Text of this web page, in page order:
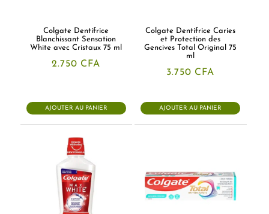
Colgate Dentifrice
Blanchissant Sensation
White avec Cristaux 75 ml
2.750 CFA
AJOUTER AU PANIER
Colgate Dentifrice Caries
et Protection des
Gencives Total Original 75
ml
3.750 CFA
AJOUTER AU PANIER